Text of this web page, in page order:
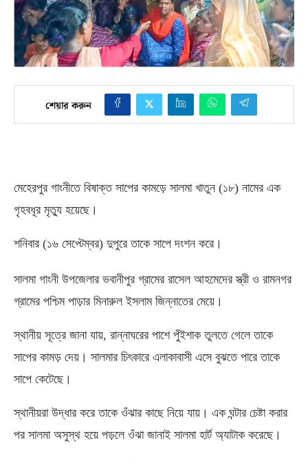
শেয়ার করুন
মেহেরপুর গাংনীতে বিষাক্ত সাপের কামড়ে সালমা খাতুন (১৮) নামের এক
গৃহবধূর মৃত্যু হয়েছে।
শনিবার (১৬ সেপ্টেম্বর) দুপুরে তাকে সাপে দংশন করে।
সালমা গাংনী উপজেলার ভবানীপুর গ্রামের রাসেল আহমেদের স্ত্রী ও রামনগর
গ্রামের পশ্চিম পাড়ার মিনারুল ইসলাম জিন্নাতের মেয়ে।
স্থানীয় সূত্রে জানা যায়, রান্নাঘরের পাশে পুঁইশাক তুলতে গেলে তাকে
সাপের কামড় দেয়। সালমার চিৎকারে এলাকাবাসী এসে বুঝতে পারে তাকে
সাপে কেটেছে।
স্থানীয়রা উদ্ধার করে তাকে ওঁঝার কাছে নিয়ে যায়। এক ঘন্টার চেষ্টা করার
পর সালমা অসুস্থ হয়ে পড়লে ওঁঝা জানাই সালমা হার্ট অ্যাটাক করেছে।